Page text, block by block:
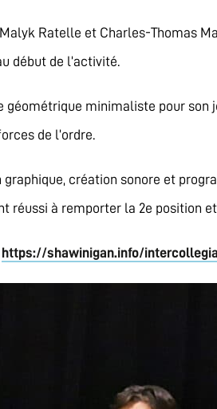
Ratelle et Charles-Thomas
début de l’activité.
géométrique minimaliste pour son
de l’ordre.
création sonore et
à remporter la 2e position
https://shawinigan.info/